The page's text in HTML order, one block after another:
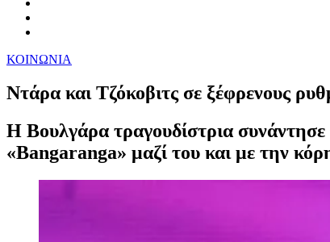
ΚΟΙΝΩΝΙΑ
Ντάρα και Τζόκοβιτς σε ξέφρενους
Η Βουλγάρα τραγουδίστρια συνάντησε
«Bangaranga» μαζί του και με την